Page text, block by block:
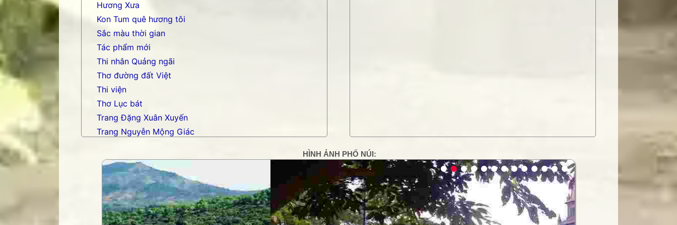
Hương Xưa
Kon Tum quê hương tôi
Sắc màu thời gian
Tác phẩm mới
Thi nhân Quảng ngãi
Thơ đường đất Việt
Thi viện
Thơ Lục bát
Trang Đặng Xuân Xuyến
Trang Nguyễn Mộng Giác
Trang Phạm Duy
Trang thơ Hoàng Nguyên Chương
Trang thơ Thụy Du
Trang thơ+ Luân Hoán
Trang VHNT Thanh niên
HÌNH ẢNH PHỐ NÚI: